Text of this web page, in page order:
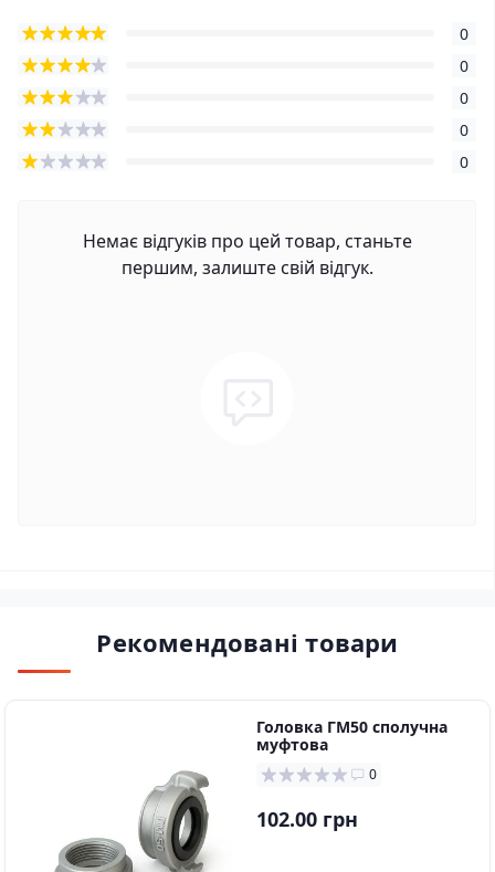
0
0
0
0
0
Немає відгуків про цей товар, станьте
першим, залиште свій відгук.
Рекомендовані товари
Головка ГМ50 сполучна
муфтова
0
102.00 грн